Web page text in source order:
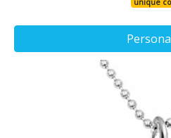
unique